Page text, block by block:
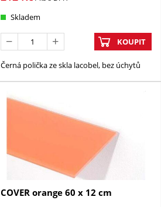
Skladem
KOUPIT
Černá polička ze skla lacobel, bez úchytů
COVER orange 60 x 12 cm